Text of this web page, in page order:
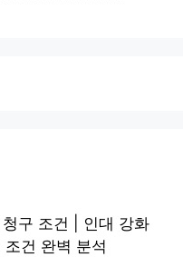
구 조건 | 인대 강화
건 완벽 분석